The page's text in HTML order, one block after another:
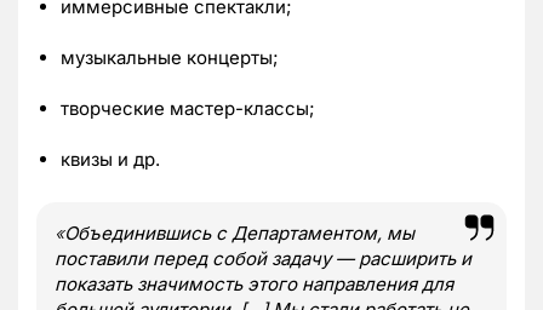
иммерсивные спектакли;
музыкальные концерты;
творческие мастер-классы;
квизы и др.
«Объединившись с Департаментом, мы
поставили перед собой задачу — расширить и
показать значимость этого направления для